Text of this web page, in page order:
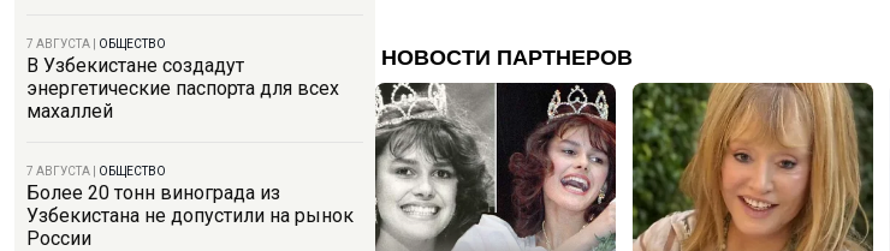
7 АВГУСТА ОБЩЕСТВО
В Узбекистане создадут
энергетические паспорта для всех
махаллей
7 АВГУСТА ОБЩЕСТВО
Более 20 тонн винограда из
Узбекистана не допустили на рынок
России